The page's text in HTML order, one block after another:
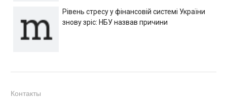
Рівень стресу у фінансовій системі України
знову зріс: НБУ назвав причини
Контакты